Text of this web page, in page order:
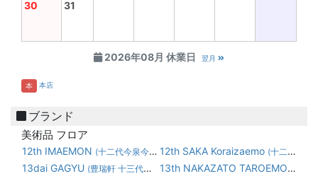
2026年08月 休業日 翌月
30 31
本 本店
ブランド
美術品 フロア
12th IMAEMON (十二代今泉今右衛門) 12th SAKA Koraizaemo (十二代 坂 高麗左衛門)
13dai GAGYU (豊瑞軒 十三代横石臥牛) 13th NAKAZATO TAROEMON